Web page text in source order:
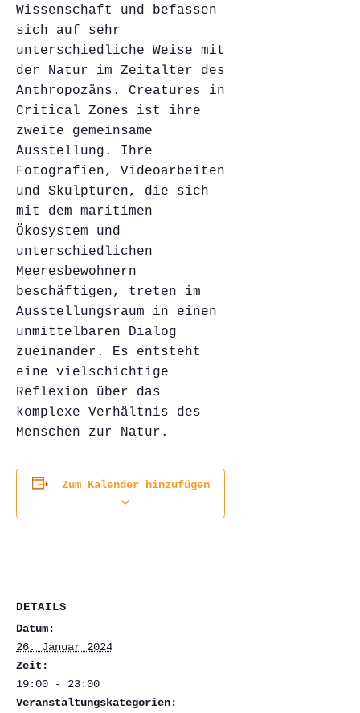
Wissenschaft und befassen
sich auf sehr
unterschiedliche Weise mit
der Natur im Zeitalter des
Anthropozäns. Creatures in
Critical Zones ist ihre
zweite gemeinsame
Ausstellung. Ihre
Fotografien, Videoarbeiten
und Skulpturen, die sich
mit dem maritimen
Ökosystem und
unterschiedlichen
Meeresbewohnern
beschäftigen, treten im
Ausstellungsraum in einen
unmittelbaren Dialog
zueinander. Es entsteht
eine vielschichtige
Reflexion über das
komplexe Verhältnis des
Menschen zur Natur.
Zum Kalender hinzufügen
DETAILS
Datum:
26. Januar 2024
Zeit:
19:00 - 23:00
Veranstaltungskategorien: